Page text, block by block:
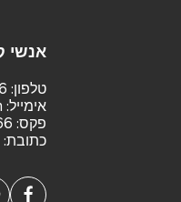
אנשי
טלפון:
אימייל:
פקס:
כתובת: